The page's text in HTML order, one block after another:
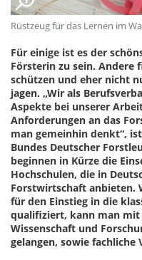
Rüstzeug für das Lernen im
Für einige ist es der
Försterin zu sein. Andere
schützen und eher nicht
jagen. „Wir als
Aspekte bei unserer
Anforderungen an das
man gemeinhin denkt“,
Bundes Deutscher
beginnen in Kürze die
Hochschulen, die in
Forstwirtschaft anbieten.
für den Einstieg in die
qualifiziert, kann man mit
Wissenschaft und
gelangen, sowie fachliche